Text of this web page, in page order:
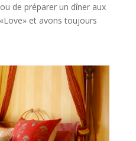
de préparer un dîner aux
et avons toujours